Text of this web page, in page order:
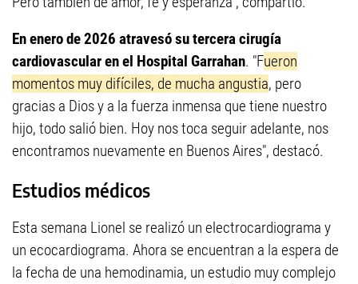
En enero de 2026 atravesó su tercera cirugía
cardiovascular en el Hospital Garrahan. "Fueron
momentos muy difíciles, de mucha angustia, pero
gracias a Dios y a la fuerza inmensa que tiene nuestro
hijo, todo salió bien. Hoy nos toca seguir adelante, nos
encontramos nuevamente en Buenos Aires", destacó.
Estudios médicos
Esta semana Lionel se realizó un electrocardiograma y
un ecocardiograma. Ahora se encuentran a la espera de
la fecha de una hemodinamia, un estudio muy complejo